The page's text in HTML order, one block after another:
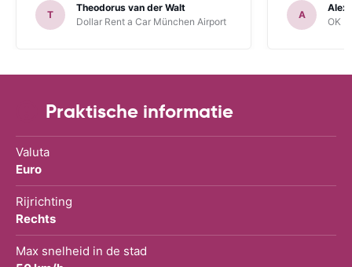
T
Theodorus van der Walt
Dollar Rent a Car München Airport
A
OK
Praktische informatie
Valuta
Euro
Rijrichting
Rechts
Max snelheid in de stad